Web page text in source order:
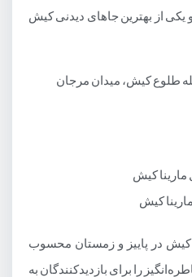
یکی از بهترین جاهای دیدنی کیش
طلوع کیش، میدان مرجان
کیش
کیش در پاییز و زمستان محسوب
را برای بازدیدکنندگان به